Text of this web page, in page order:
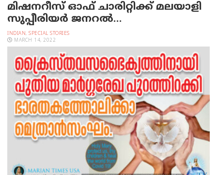
മിഷനറീസ് ഓഫ് ചാരിറ്റിക്ക് മലയാളി
സുപ്പീരിയർ ജനറൽ…
INDIAN, SPECIAL STORIES
MARCH 14, 2022